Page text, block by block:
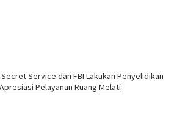
Service dan FBI Lakukan Penyelidikan
Pelayanan Ruang Melati